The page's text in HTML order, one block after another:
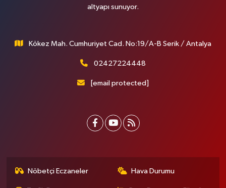
altyapı sunuyor.
Kökez Mah. Cumhuriyet Cad. No:19/A-B Serik / Antalya
02427224448
[email protected]
Nöbetçi Eczaneler Hava Durumu